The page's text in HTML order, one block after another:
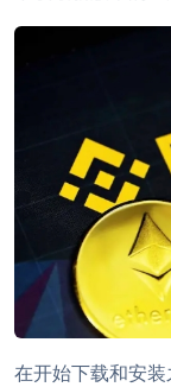
在开始下载和安